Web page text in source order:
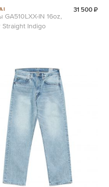
31 500 ₽
IN 16oz,
Straight Indigo